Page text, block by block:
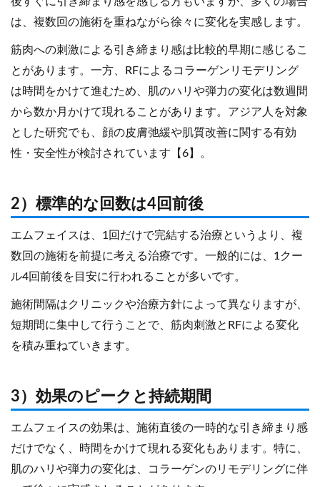
は、複数回の施術を重ねながら徐々に変化を実感します。
筋肉への刺激による引き締まり感は比較的早期に感じるこ
とがあります。一方、RFによるコラーゲンリモデリング
は時間をかけて進むため、肌のハリや弾力の変化は数週間
から数か月かけて現れることがあります。アジア人を対象
とした研究でも、顔の皮膚弛緩や肌質改善に関する有効
性・安全性が検討されています【6】。
2）標準的な回数は4回前後
エムフェイスは、1回だけで完結する治療というより、複
数回の施術を前提に考える治療です。一般的には、1クー
ル4回前後を目安に行われることが多いです。
施術間隔はクリニックや治療方針によって異なりますが、
短期間に集中して行うことで、筋肉刺激とRFによる変化
を積み重ねていきます。
3）効果のピークと持続期間
エムフェイスの効果は、施術直後の一時的な引き締まり感
だけでなく、時間をかけて現れる変化もあります。特に、
肌のハリや弾力の変化は、コラーゲンのリモデリングに伴